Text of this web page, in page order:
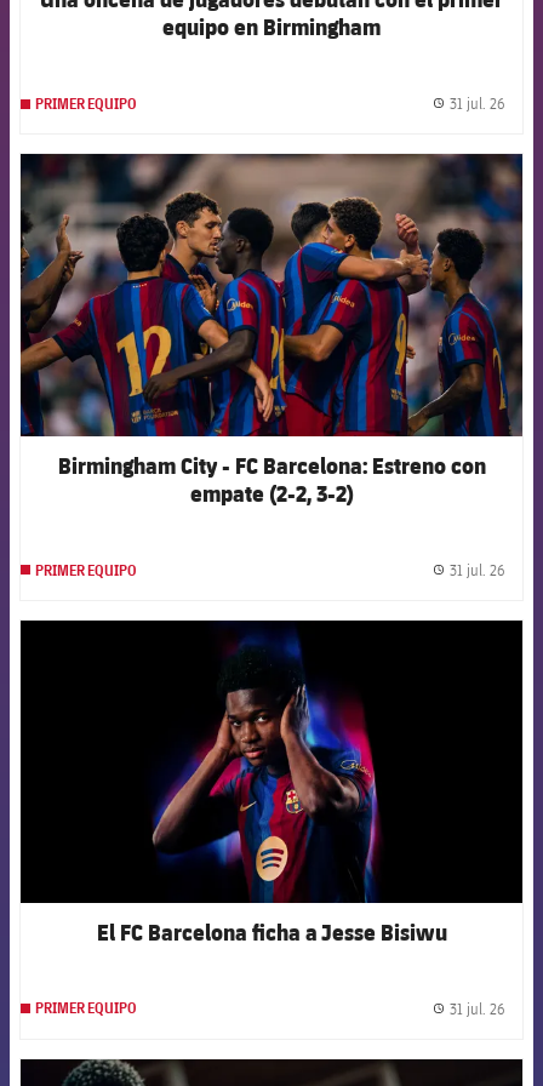
equipo en Birmingham
PRIMER EQUIPO 31 jul. 26
FCB Barcelona badge
Birmingham City - FC Barcelona: Estreno con
empate (2-2, 3-2)
PRIMER EQUIPO 31 jul. 26
FCB Barcelona badge
El FC Barcelona ficha a Jesse Bisiwu
PRIMER EQUIPO 31 jul. 26
FCB Barcelona badge